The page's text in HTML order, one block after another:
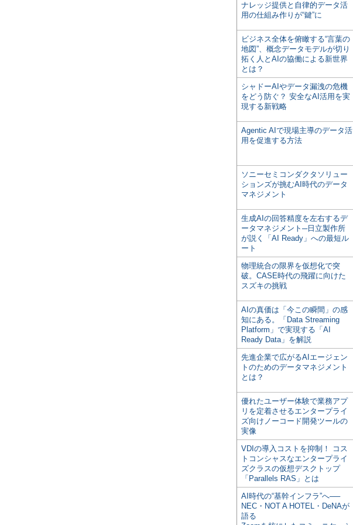
ナレッジ提供と自律的データ活
用の仕組み作りが“鍵”に
ビジネス全体を俯瞰する“言葉の
地図”、概念データモデルが切り
拓く人とAIの協働による新世界
とは？
シャドーAIやデータ漏洩の危機
をどう防ぐ？ 安全なAI活用を実
現する新戦略
Agentic AIで現場主導のデータ活
用を促進する方法
ソニーセミコンダクタソリュー
ションズが挑むAI時代のデータ
マネジメント
生成AIの回答精度を左右するデ
ータマネジメント─日立製作所
が説く「AI Ready」への最短ル
ート
物理統合の限界を仮想化で突
破。CASE時代の飛躍に向けた
スズキの挑戦
AIの真価は「今この瞬間」の感
知にある。「Data Streaming
Platform」で実現する「AI
Ready Data」を解説
先進企業で広がるAIエージェン
トのためのデータマネジメント
とは？
優れたユーザー体験で業務アプ
リを定着させるエンタープライ
ズ向けノーコード開発ツールの
実像
VDIの導入コストを抑制！ コス
トコンシャスなエンタープライ
ズクラスの仮想デスクトップ
「Parallels RAS」とは
AI時代の“基幹インフラ”へ──
NEC・NOT A HOTEL・DeNAが
語る